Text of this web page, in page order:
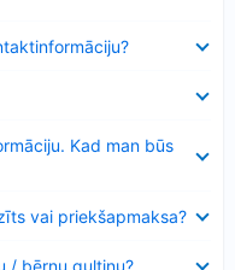
Kad man būs
vai priekšapmaksa?
/ bērnu gultiņu?